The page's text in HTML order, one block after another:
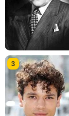
3